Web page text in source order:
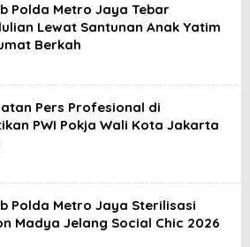
Polda Metro Jaya Tebar
Lewat Santunan Anak Yatim
Berkah
Pers Profesional di
PWI Pokja Wali Kota Jakarta
Polda Metro Jaya Sterilisasi
Madya Jelang Social Chic 2026